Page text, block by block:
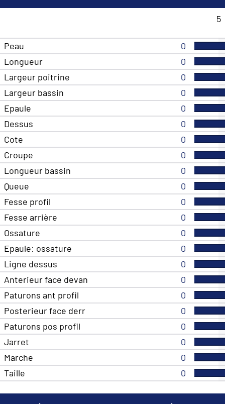
5
Peau
0
Longueur
0
Largeur poitrine
0
Largeur bassin
0
Epaule
0
Dessus
0
Cote
0
Croupe
0
Longueur bassin
0
Queue
0
Fesse profil
0
Fesse arrière
0
Ossature
0
Epaule: ossature
0
Ligne dessus
0
Anterieur face devan
0
Paturons ant profil
0
Posterieur face derr
0
Paturons pos profil
0
Jarret
0
Marche
0
Taille
0